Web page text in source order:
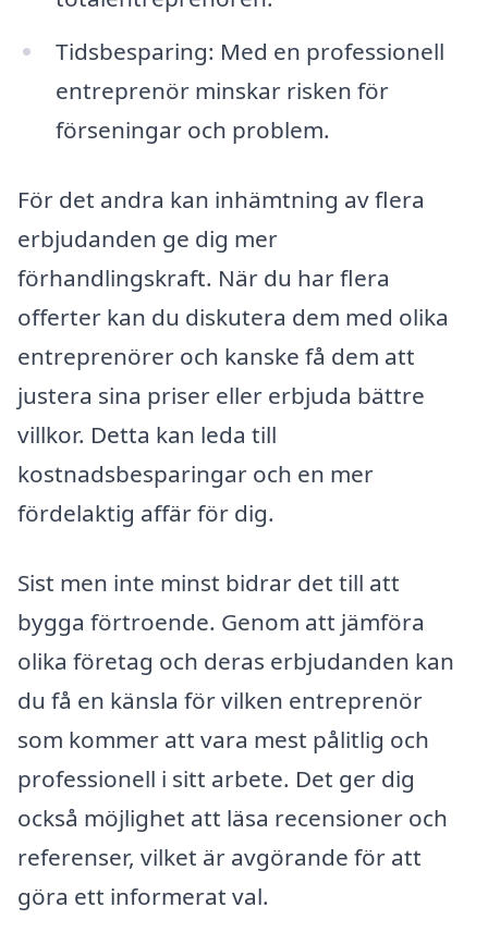
Tidsbesparing: Med en professionell
entreprenör minskar risken för
förseningar och problem.
För det andra kan inhämtning av flera
erbjudanden ge dig mer
förhandlingskraft. När du har flera
offerter kan du diskutera dem med olika
entreprenörer och kanske få dem att
justera sina priser eller erbjuda bättre
villkor. Detta kan leda till
kostnadsbesparingar och en mer
fördelaktig affär för dig.
Sist men inte minst bidrar det till att
bygga förtroende. Genom att jämföra
olika företag och deras erbjudanden kan
du få en känsla för vilken entreprenör
som kommer att vara mest pålitlig och
professionell i sitt arbete. Det ger dig
också möjlighet att läsa recensioner och
referenser, vilket är avgörande för att
göra ett informerat val.